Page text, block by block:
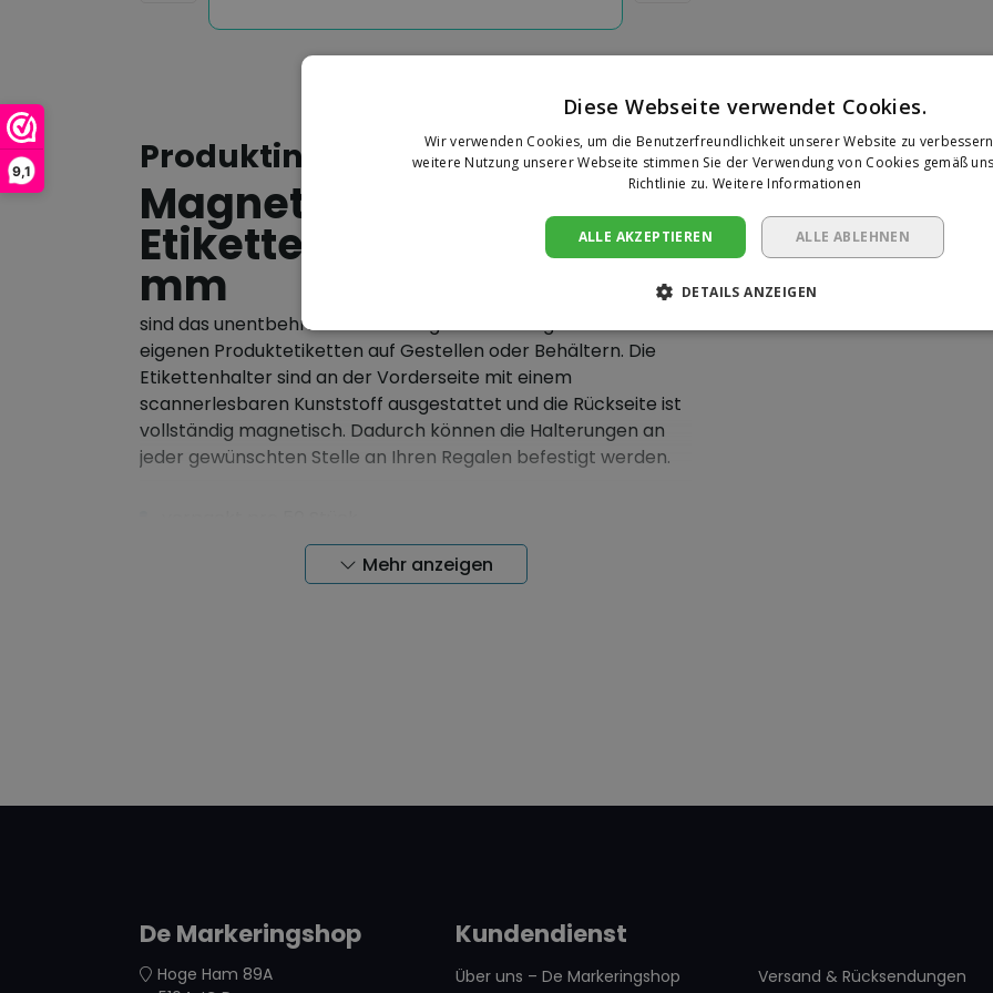
9,1 Produktinformation
Magnetische
Etikettenhalter 40 x 120
mm
sind das unentbehrliche Werkzeug zum Anbringen Ihrer
eigenen Produktetiketten auf Gestellen oder Behältern. Die
Etikettenhalter sind an der Vorderseite mit einem
scannerlesbaren Kunststoff ausgestattet und die Rückseite ist
vollständig magnetisch. Dadurch können die Halterungen an
jeder gewünschten Stelle an Ihren Regalen befestigt werden.
für Papieretiketten
An zwei Seiten offen für schnellen Etikettenwechsel
Mehr anzeigen
Ihre
Es wurden noch
abgegeben.
De Markeringshop
Hoge Ham 89A
Kundendienst
Über uns – De Markeringshop Versand & Rücksendungen
Diese Webseite verwendet Cookies.
Wir verwenden Cookies, um die Benutzerfreundlichkeit unserer Website zu
weitere Nutzung unserer Webseite stimmen Sie der Verwendung von Cookies gemäß
Richtlinie zu. Weitere Informationen
ALLE AKZEPTIEREN ALLE ABLEHNEN
DETAILS ANZEIGEN